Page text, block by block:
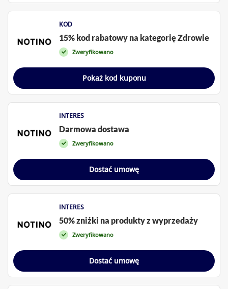
KOD
15% kod rabatowy na kategorię Zdrowie
Zweryfikowano
Pokaż kod kuponu
INTERES
Darmowa dostawa
Zweryfikowano
Dostać umowę
INTERES
50% zniżki na produkty z wyprzedaży
Zweryfikowano
Dostać umowę